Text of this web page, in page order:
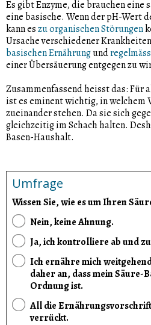
Es gibt Enzyme, die brauchen eine
eine basische. Wenn der pH-Wert
kann eszu organischen Störungen
Ursache verschiedener
basischen Ernährungund
einer Übersäuerung entgegen zu
Zusammenfassend heisst das: Für
ist es eminent wichtig, in welchem
zueinander stehen. Da sie sich
gleichzeitig im Schach halten.
Basen-Haushalt.
Umfrage
Wissen Sie, wie es um Ihren
Nein, keine Ahnung.
Ja, ich kontrolliere ab und
Ich ernähre mich
daher an, dass mein Säure-
Ordnung ist.
All die
verrückt.